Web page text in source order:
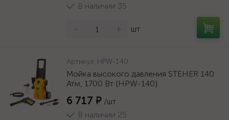
В наличии 35
- + шт
Артикул: HPW-140
Мойка высокого давления STEHER 140
Атм, 1700 Вт {HPW-140}
6 717 ₽ /шт
В наличии 25